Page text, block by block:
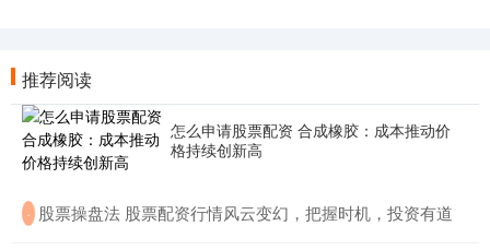
推荐阅读
怎么申请股票配资 合成橡胶：成本推动价
格持续创新高
· ​股票操盘法 股票配资行情风云变幻，把握时机，投资有道